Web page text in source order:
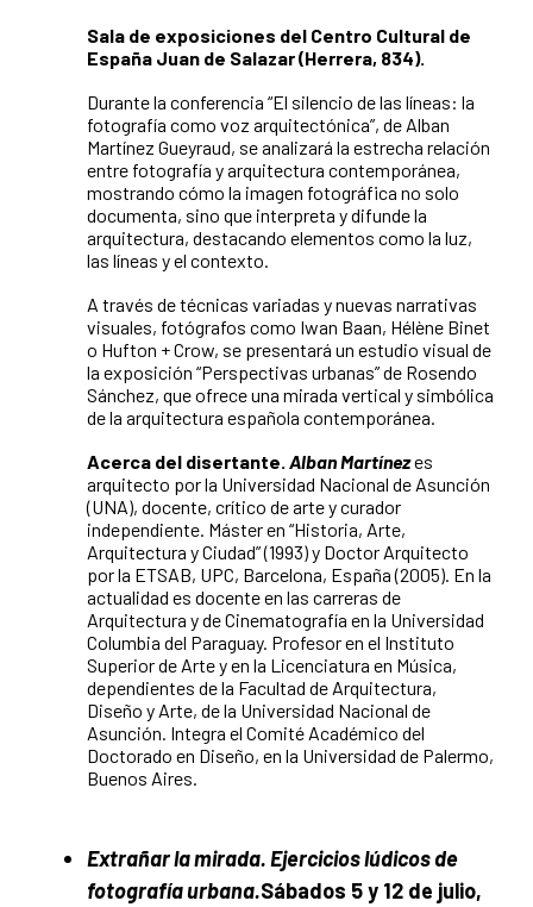
Sala de exposiciones del Centro Cultural de
España Juan de Salazar (Herrera, 834).
Durante la conferencia “El silencio de las líneas: la
fotografía como voz arquitectónica”, de Alban
Martínez Gueyraud, se analizará la estrecha relación
entre fotografía y arquitectura contemporánea,
mostrando cómo la imagen fotográfica no solo
documenta, sino que interpreta y difunde la
arquitectura, destacando elementos como la luz,
las líneas y el contexto.
A través de técnicas variadas y nuevas narrativas
visuales, fotógrafos como Iwan Baan, Hélène Binet
o Hufton + Crow, se presentará un estudio visual de
la exposición “Perspectivas urbanas” de Rosendo
Sánchez, que ofrece una mirada vertical y simbólica
de la arquitectura española contemporánea.
Acerca del disertante. Alban Martínezes
arquitecto por la Universidad Nacional de Asunción
(UNA), docente, crítico de arte y curador
independiente. Máster en “Historia, Arte,
Arquitectura y Ciudad” (1993) y Doctor Arquitecto
por la ETSAB, UPC, Barcelona, España (2005). En la
actualidad es docente en las carreras de
Arquitectura y de Cinematografía en la Universidad
Columbia del Paraguay. Profesor en el Instituto
Superior de Arte y en la Licenciatura en Música,
dependientes de la Facultad de Arquitectura,
Diseño y Arte, de la Universidad Nacional de
Asunción. Integra el Comité Académico del
Doctorado en Diseño, en la Universidad de Palermo,
Buenos Aires.
Extrañar la mirada. Ejercicios lúdicos de
fotografía urbana.Sábados 5 y 12 de julio,